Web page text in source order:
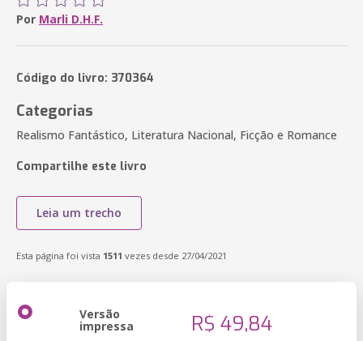
Por Marli D.H.F.
Código do livro: 370364
Categorias
Realismo Fantástico, Literatura Nacional, Ficção e Romance
Compartilhe este livro
Leia um trecho
Esta página foi vista 1511 vezes desde 27/04/2021
Versão
impressa R$ 49,84